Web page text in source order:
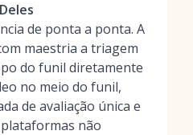
de ponta a ponta. A
maestria a triagem
do funil diretamente
no meio do funil,
de avaliação única e
não